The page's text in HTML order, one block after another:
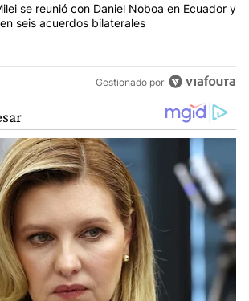
con el título "Javier Milei se reunió con
se reunió con Daniel Noboa en Ecuador y
seis acuerdos bilaterales
Gestionado por